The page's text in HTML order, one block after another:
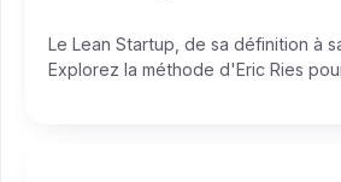
Le Lean Startup, de sa définition à
Explorez la méthode d'Eric Ries